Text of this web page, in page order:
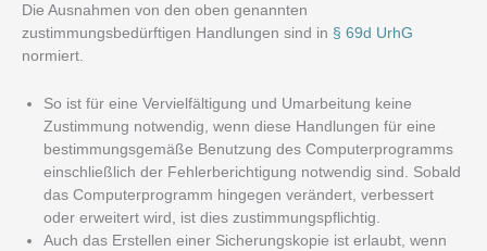
Die Ausnahmen von den oben genannten
zustimmungsbedürftigen Handlungen sind in § 69d UrhG
normiert.
So ist für eine Vervielfältigung und Umarbeitung keine
Zustimmung notwendig, wenn diese Handlungen für eine
bestimmungsgemäße Benutzung des Computerprogramms
einschließlich der Fehlerberichtigung notwendig sind. Sobald
das Computerprogramm hingegen verändert, verbessert
oder erweitert wird, ist dies zustimmungspflichtig.
Auch das Erstellen einer Sicherungskopie ist erlaubt, wenn